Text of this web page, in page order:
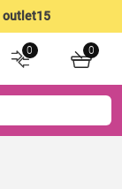
outlet15
0 0